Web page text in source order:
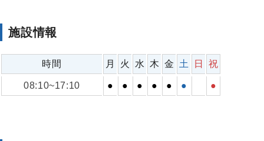
施設情報
時間 月 火 水 木 金 土 日 祝
08:10~17:10 ● ● ● ● ● ● ●